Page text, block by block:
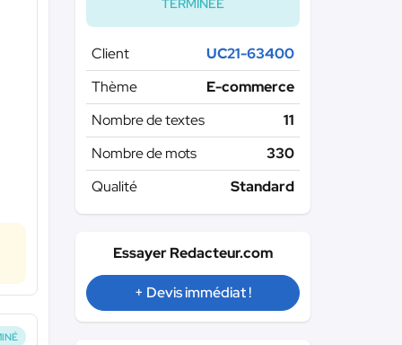
TERMINÉE
Client
UC21-63400
Thème
E-commerce
Nombre de textes
11
Nombre de mots
330
Qualité
Standard
Essayer Redacteur.com
+ Devis immédiat !